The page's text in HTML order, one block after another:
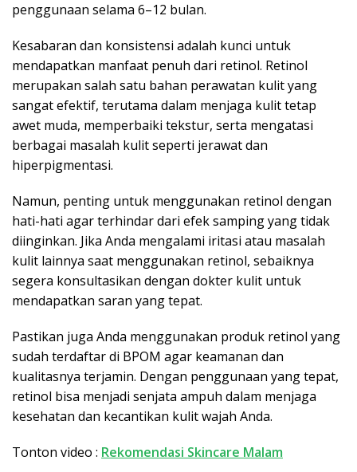
penggunaan selama 6–12 bulan.
Kesabaran dan konsistensi adalah kunci untuk
mendapatkan manfaat penuh dari retinol. Retinol
merupakan salah satu bahan perawatan kulit yang
sangat efektif, terutama dalam menjaga kulit tetap
awet muda, memperbaiki tekstur, serta mengatasi
berbagai masalah kulit seperti jerawat dan
hiperpigmentasi.
Namun, penting untuk menggunakan retinol dengan
hati-hati agar terhindar dari efek samping yang tidak
diinginkan. Jika Anda mengalami iritasi atau masalah
kulit lainnya saat menggunakan retinol, sebaiknya
segera konsultasikan dengan dokter kulit untuk
mendapatkan saran yang tepat.
Pastikan juga Anda menggunakan produk retinol yang
sudah terdaftar di BPOM agar keamanan dan
kualitasnya terjamin. Dengan penggunaan yang tepat,
retinol bisa menjadi senjata ampuh dalam menjaga
kesehatan dan kecantikan kulit wajah Anda.
Tonton video : Rekomendasi Skincare Malam